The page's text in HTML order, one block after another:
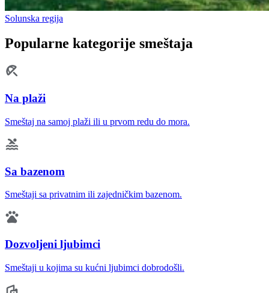
Solunska regija
Popularne kategorije smeštaja
Na plaži
Smeštaj na samoj plaži ili u prvom redu do mora.
Sa bazenom
Smeštaji sa privatnim ili zajedničkim bazenom.
Dozvoljeni ljubimci
Smeštaji u kojima su kućni ljubimci dobrodošli.